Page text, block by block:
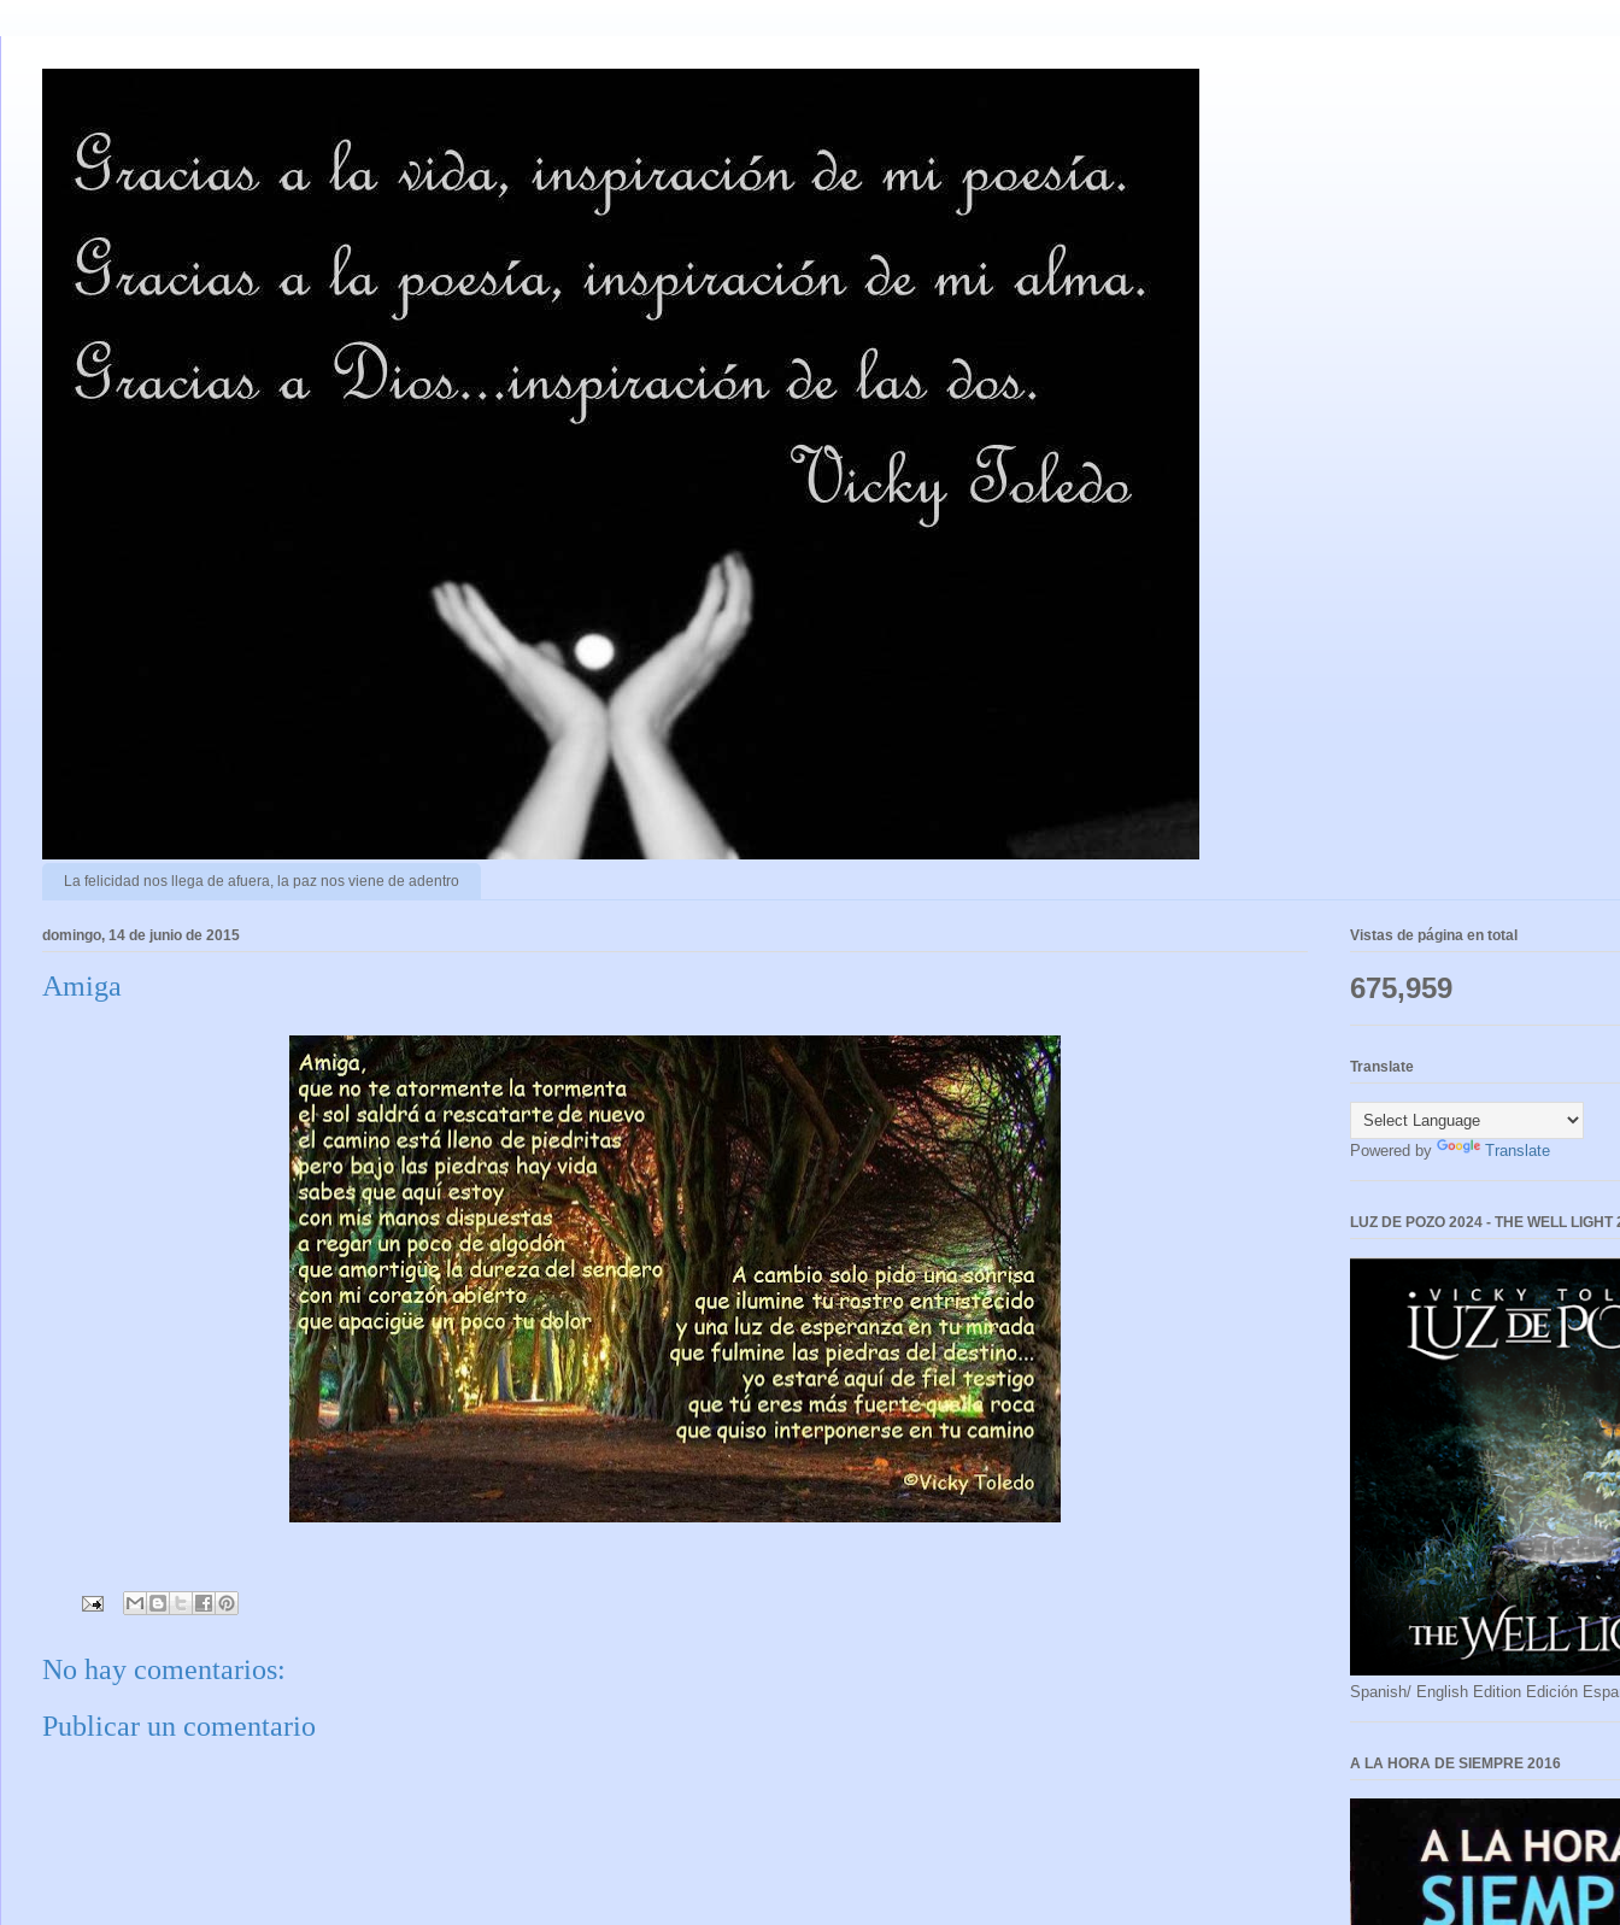
La felicidad nos llega de afuera, la paz nos viene de adentro
domingo, 14 de junio de 2015
Amiga
No hay comentarios:
Publicar un comentario
Vistas de página en total
675,959
Translate
Powered by Translate
LUZ DE POZO 2024 - THE WELL LIGHT
Spanish/ English Edition Edición
A LA HORA DE SIEMPRE 2016